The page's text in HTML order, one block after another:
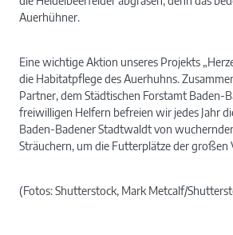
Auerhühner.
Eine wichtige Aktion unseres Projekts
die Habitatpflege des Auerhuhns.
Partner, dem Städtischen Forstamt Baden-
freiwilligen Helfern befreien wir jedes Jahr
Baden-Badener Stadtwaldt von
Sträuchern, um die Futterplätze der großen
(Fotos: Shutterstock, Mark Metcalf/